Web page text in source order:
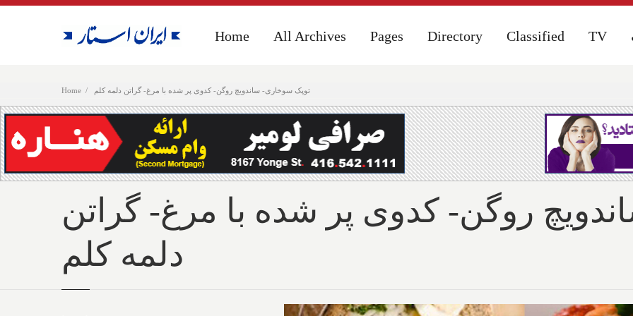
Home توپک سوخاری- ساندویچ روگن- کدوی پر شده با مرغ- گراتن دلمه کلم
Home All Archives Pages Directory Classified TV
Home All Archives Pages Directory Classified TV
روگن- کدوی پر شده با مرغ- گراتن
دلمه کلم